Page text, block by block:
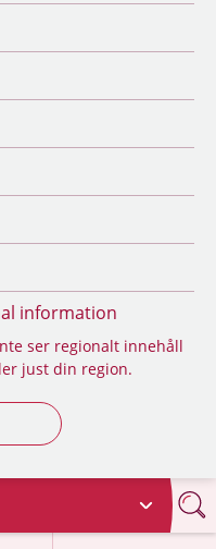
information
ser regionalt innehåll
just din region.